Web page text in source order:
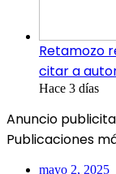
Retamozo
citar a
Hace 3 días
Anuncio
Publicaciones
mayo 2, 2025